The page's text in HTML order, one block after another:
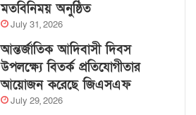
মতবিনিময় অনুষ্ঠিত
July 31, 2026
আন্তর্জাতিক আদিবাসী দিবস
উপলক্ষ্যে বিতর্ক প্রতিযোগীতার
আয়োজন করেছে জিএসএফ
July 29, 2026